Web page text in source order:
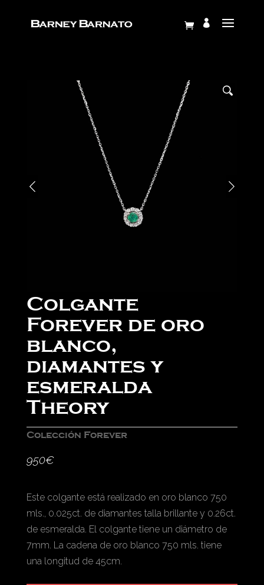
Colgante
Forever de oro
blanco,
diamantes y
esmeralda
Theory
Colección Forever
950€
Este colgante está realizado en oro blanco 750
mls., 0.025ct. de diamantes talla brillante y 0.26ct.
de esmeralda. El colgante tiene un diámetro de
7mm. La cadena de oro blanco 750 mls. tiene
una longitud de 45cm.